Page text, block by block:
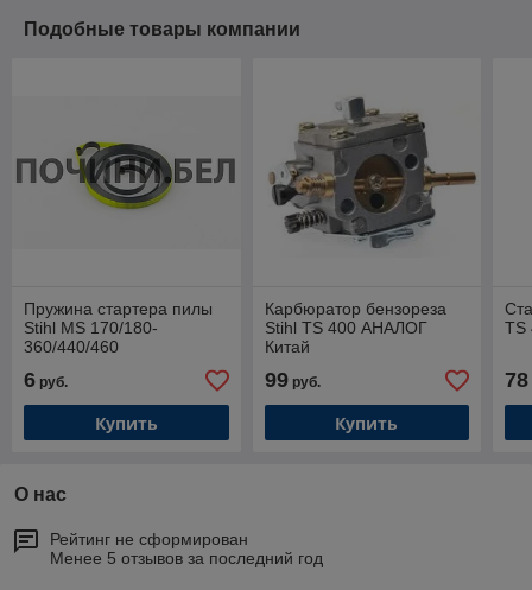
Подобные товары компании
Пружина стартера пилы
Stihl MS 170/180-
360/440/460
6 руб.
Купить
Карбюратор бензореза
Stihl TS 400 АНАЛОГ
Китай
99руб.
Купить
ТS
78
О нас
Рейтинг не сформирован
Менее 5 отзывов за последний год